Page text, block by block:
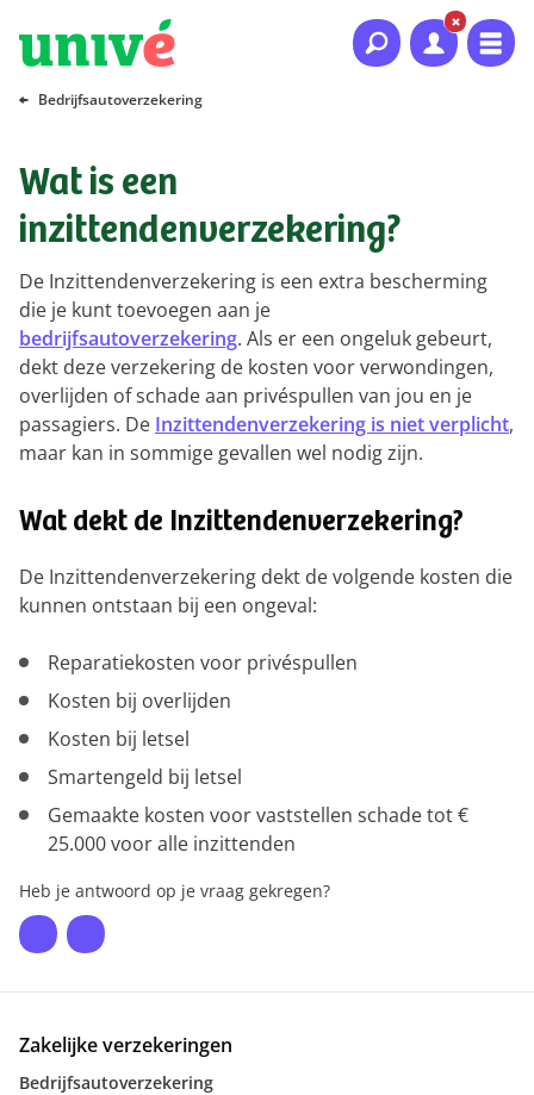
Naar hoofdinhoud
Naar hoofdnavigatie
Naar footer
Bedrijfsautoverzekering
Wat is een
inzittendenverzekering?
De Inzittendenverzekering is een extra bescherming
die je kunt toevoegen aan je
bedrijfsautoverzekering. Als er een ongeluk gebeurt,
dekt deze verzekering de kosten voor verwondingen,
overlijden of schade aan privéspullen van jou en je
passagiers. De Inzittendenverzekering is niet verplicht,
maar kan in sommige gevallen wel nodig zijn.
Wat dekt de Inzittendenverzekering?
De Inzittendenverzekering dekt de volgende kosten die
kunnen ontstaan bij een ongeval:
Reparatiekosten voor privéspullen
Kosten bij overlijden
Kosten bij letsel
Smartengeld bij letsel
Gemaakte kosten voor vaststellen schade tot €
25.000 voor alle inzittenden
Heb je antwoord op je vraag gekregen?
Zakelijke verzekeringen
Bedrijfsautoverzekering